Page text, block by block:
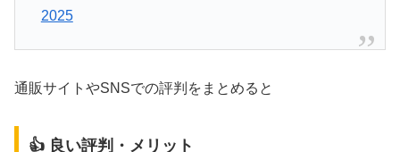
2025
通販サイトやSNSでの評判をまとめると
👍 良い評判・メリット